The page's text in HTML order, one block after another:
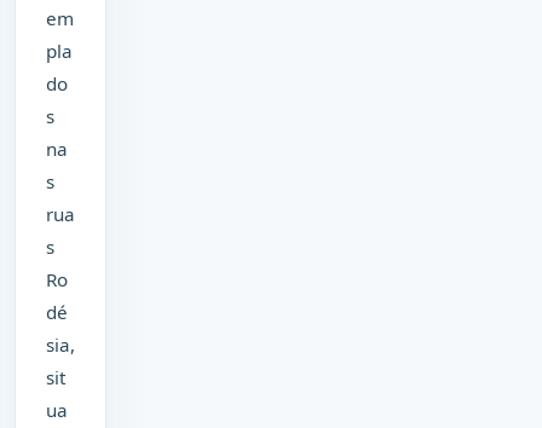
em
pla
do
s
na
s
rua
s
Ro
dé
sia,
sit
ua